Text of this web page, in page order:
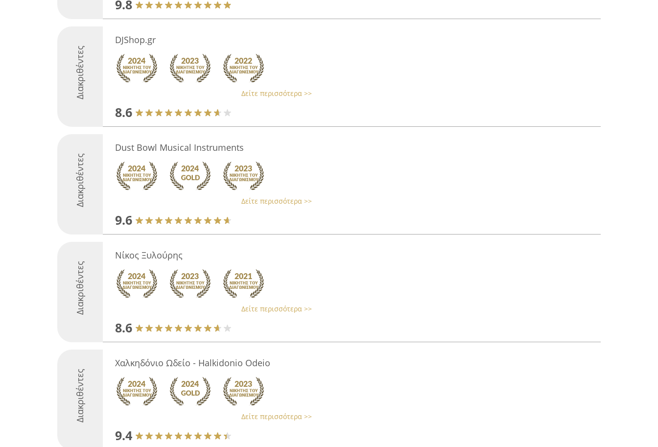
9.8
Διακριθέντες
DJShop.gr
Δείτε περισσότερα >>
8.6
Διακριθέντες
Dust Bowl Musical Instruments
Δείτε περισσότερα >>
9.6
Διακριθέντες
Νίκος Ξυλούρης
Δείτε περισσότερα >>
8.6
Διακριθέντες
Χαλκηδόνιο Ωδείο - Halkidonio Odeio
Δείτε περισσότερα >>
9.4